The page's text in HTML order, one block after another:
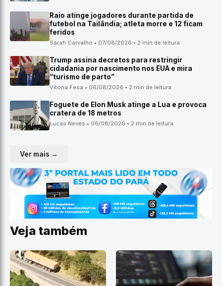
Raio atinge jogadores durante partida de
futebol na Tailândia; atleta morre e 12 ficam
feridos
Sarah Carvalho • 07/08/2026 • 2 min de leitura
Trump assina decretos para restringir
cidadania por nascimento nos EUA e mira
“turismo de parto”
Vitoria Fesa • 06/08/2026 • 2 min de leitura
Foguete de Elon Musk atinge a Lua e provoca
cratera de 18 metros
Lucas Neves • 06/08/2026 • 2 min de leitura
Ver mais →
Veja também